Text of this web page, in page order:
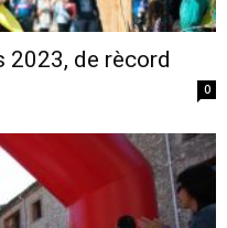
2023, de rècord
0